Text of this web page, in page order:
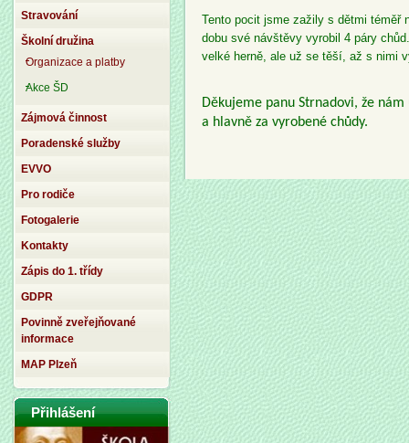
Tento pocit jsme zažily s dětmi téměř
dobu své návštěvy vyrobil 4 páry
velké herně, ale už se těší, až s nimi
Děkujeme panu Strnadovi, že
a hlavně za vyrobené chůdy.
Stravování
Školní družina
Organizace a platby
Akce ŠD
Zájmová činnost
Poradenské služby
EVVO
Pro rodiče
Fotogalerie
Kontakty
Zápis do 1. třídy
GDPR
Povinně zveřejňované
informace
MAP Plzeň
Přihlášení